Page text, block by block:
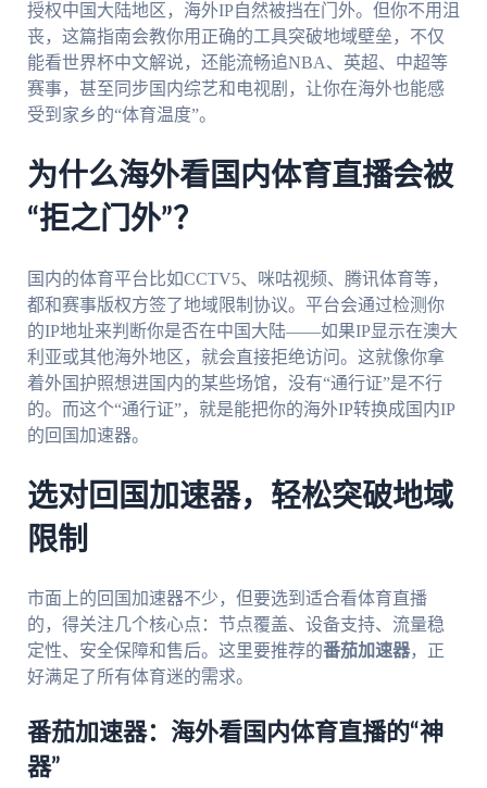
授权中国大陆地区，海外IP自然被挡在门外。但你不用沮
丧，这篇指南会教你用正确的工具突破地域壁垒，不仅
能看世界杯中文解说，还能流畅追NBA、英超、中超等
赛事，甚至同步国内综艺和电视剧，让你在海外也能感
受到家乡的“体育温度”。
为什么海外看国内体育直播会被
“拒之门外”？
国内的体育平台比如CCTV5、咪咕视频、腾讯体育等，
都和赛事版权方签了地域限制协议。平台会通过检测你
的IP地址来判断你是否在中国大陆——如果IP显示在澳大
利亚或其他海外地区，就会直接拒绝访问。这就像你拿
着外国护照想进国内的某些场馆，没有“通行证”是不行
的。而这个“通行证”，就是能把你的海外IP转换成国内IP
的回国加速器。
选对回国加速器，轻松突破地域
限制
市面上的回国加速器不少，但要选到适合看体育直播
的，得关注几个核心点：节点覆盖、设备支持、流量稳
定性、安全保障和售后。这里要推荐的番茄加速器，正
好满足了所有体育迷的需求。
番茄加速器：海外看国内体育直播的“神
器”